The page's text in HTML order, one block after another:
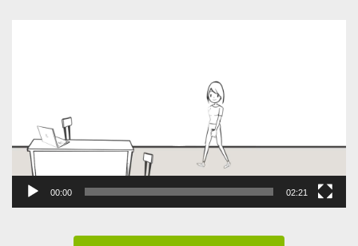
00:00 02:21